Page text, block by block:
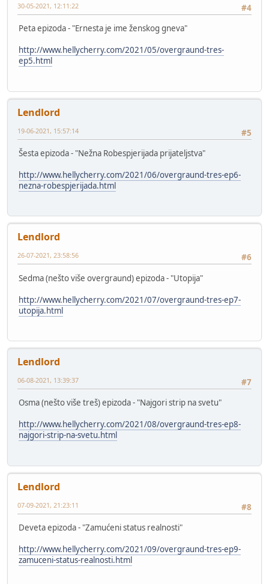
#4
30-05-2021, 12:11:22
Peta epizoda - "Ernesta je ime ženskog gneva"
http://www.hellycherry.com/2021/05/overgraund-tres-
ep5.html
Lendlord
#5
19-06-2021, 15:57:14
Šesta epizoda - "Nežna Robespjerijada prijateljstva"
http://www.hellycherry.com/2021/06/overgraund-tres-ep6-
nezna-robespjerijada.html
Lendlord
#6
26-07-2021, 23:58:56
Sedma (nešto više overgraund) epizoda - "Utopija"
http://www.hellycherry.com/2021/07/overgraund-tres-ep7-
utopija.html
Lendlord
#7
06-08-2021, 13:39:37
Osma (nešto više treš) epizoda - "Najgori strip na svetu"
http://www.hellycherry.com/2021/08/overgraund-tres-ep8-
najgori-strip-na-svetu.html
Lendlord
#8
07-09-2021, 21:23:11
Deveta epizoda - "Zamućeni status realnosti"
http://www.hellycherry.com/2021/09/overgraund-tres-ep9-
zamuceni-status-realnosti.html